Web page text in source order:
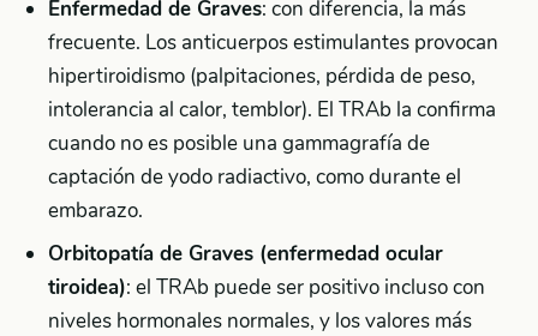
Enfermedad de Graves: con diferencia, la más
frecuente. Los anticuerpos estimulantes provocan
hipertiroidismo (palpitaciones, pérdida de peso,
intolerancia al calor, temblor). El TRAb la confirma
cuando no es posible una gammagrafía de
captación de yodo radiactivo, como durante el
embarazo.
Orbitopatía de Graves (enfermedad ocular
tiroidea): el TRAb puede ser positivo incluso con
niveles hormonales normales, y los valores más